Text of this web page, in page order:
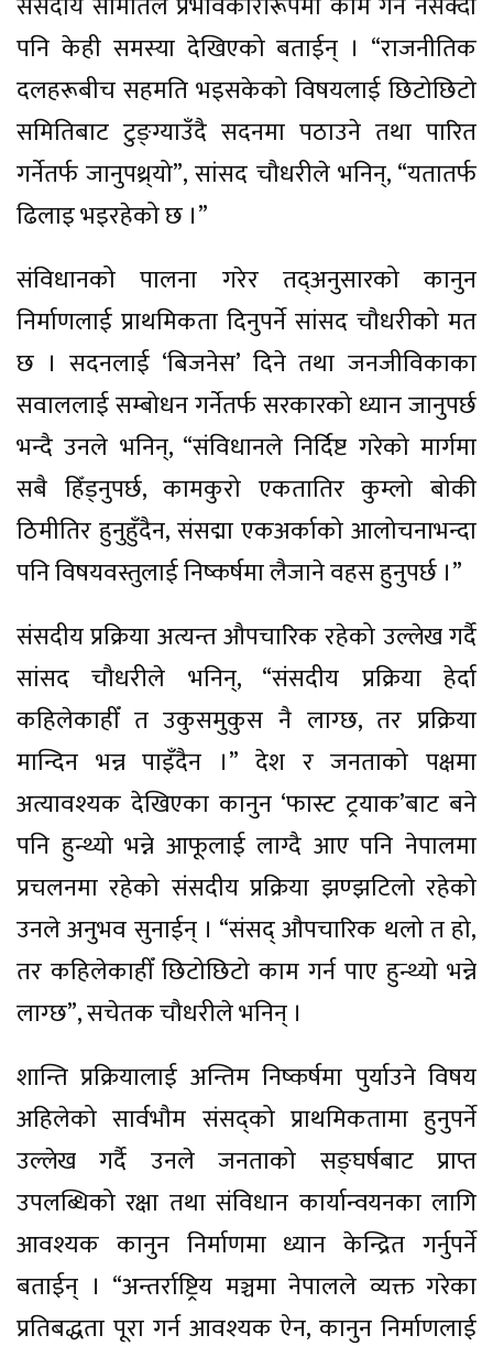
पनि केही समस्या देखिएको बताईन् । “राजनीतिक
दलहरूबीच सहमति भइसकेको विषयलाई छिटोछिटो
समितिबाट टुङ्ग्याउँदै सदनमा पठाउने तथा पारित
गर्नेतर्फ जानुपथ्र्यो”, सांसद चौधरीले भनिन्, “यतातर्फ
ढिलाइ भइरहेको छ ।”
संविधानको पालना गरेर तद्अनुसारको कानुन
निर्माणलाई प्राथमिकता दिनुपर्ने सांसद चौधरीको मत
छ । सदनलाई ‘बिजनेस’ दिने तथा जनजीविकाका
सवाललाई सम्बोधन गर्नेतर्फ सरकारको ध्यान जानुपर्छ
भन्दै उनले भनिन्, “संविधानले निर्दिष्ट गरेको मार्गमा
सबै हिँड्नुपर्छ, कामकुरो एकतातिर कुम्लो बोकी
ठिमीतिर हुनुहुँदैन, संसद्मा एकअर्काको आलोचनाभन्दा
पनि विषयवस्तुलाई निष्कर्षमा लैजाने वहस हुनुपर्छ ।”
संसदीय प्रक्रिया अत्यन्त औपचारिक रहेको उल्लेख गर्दै
सांसद चौधरीले भनिन्, “संसदीय प्रक्रिया हेर्दा
कहिलेकाहीँ त उकुसमुकुस नै लाग्छ, तर प्रक्रिया
मान्दिन भन्न पाइँदैन ।” देश र जनताको पक्षमा
अत्यावश्यक देखिएका कानुन ‘फास्ट ट्रयाक’बाट बने
पनि हुन्थ्यो भन्ने आफूलाई लाग्दै आए पनि नेपालमा
प्रचलनमा रहेको संसदीय प्रक्रिया झण्झटिलो रहेको
उनले अनुभव सुनाईन् । “संसद् औपचारिक थलो त हो,
तर कहिलेकाहीँ छिटोछिटो काम गर्न पाए हुन्थ्यो भन्ने
लाग्छ”, सचेतक चौधरीले भनिन् ।
शान्ति प्रक्रियालाई अन्तिम निष्कर्षमा पुर्याउने विषय
अहिलेको सार्वभौम संसद्को प्राथमिकतामा हुनुपर्ने
उल्लेख गर्दै उनले जनताको सङ्घर्षबाट प्राप्त
उपलब्धिको रक्षा तथा संविधान कार्यान्वयनका लागि
आवश्यक कानुन निर्माणमा ध्यान केन्द्रित गर्नुपर्ने
बताईन् । “अन्तर्राष्ट्रिय मञ्चमा नेपालले व्यक्त गरेका
प्रतिबद्धता पूरा गर्न आवश्यक ऐन, कानुन निर्माणलाई